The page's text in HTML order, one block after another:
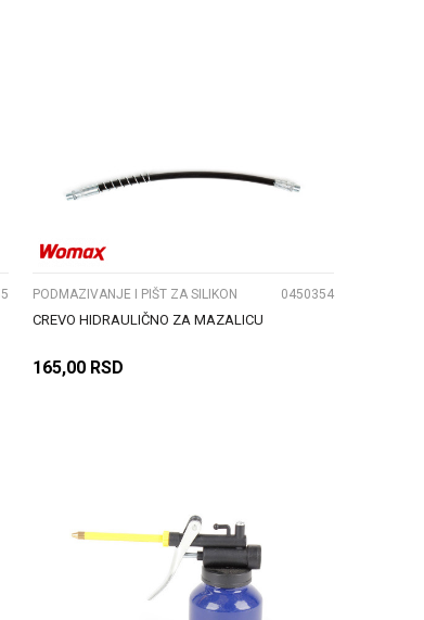
UPOREDI
PODMAZIVANJE I PIŠT ZA SILIKON 0450354
CREVO HIDRAULIČNO ZA MAZALICU
165,00 RSD
UPOREDI